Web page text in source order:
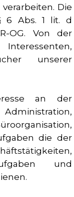
Die
6 Abs. 1 lit. d
OG. Von der
unserer
an der
die der
und